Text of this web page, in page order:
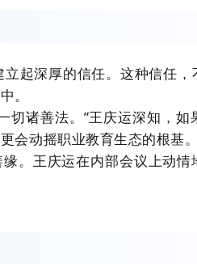
起深厚的信任。这种信任
。
切诸善法。”王庆运深知，
会动摇职业教育生态的根基。
。王庆运在内部会议上动情